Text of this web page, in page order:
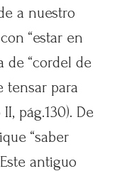
a nuestro
“estar en
de “cordel de
tensar para
pág.130). De
“saber
antiguo